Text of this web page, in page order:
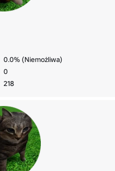
0.0% (Niemożliwa)
0
218